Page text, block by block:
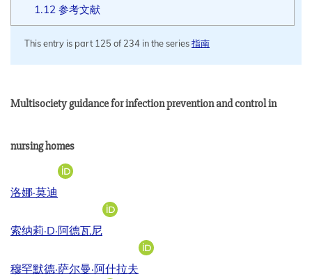
1.12参考文献
This entry is part 125 of 234 in the series指南
Multisociety guidance for infection prevention and control in
nursing homes
洛娜·莫迪
[在新窗口中打开]
索纳莉·D·阿德瓦尼
[在新窗口中打开]
穆罕默德·萨尔曼·阿什拉夫
[在新窗口中打开]